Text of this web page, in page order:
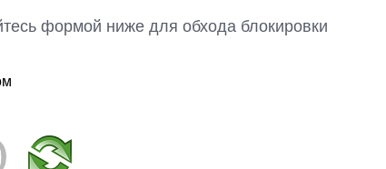
формой ниже для обхода блокировки